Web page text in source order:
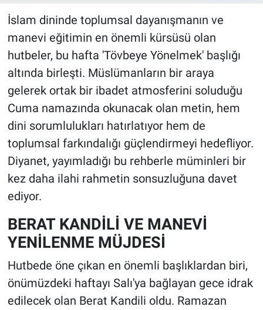
İslam dininde toplumsal dayanışmanın ve
manevi eğitimin en önemli kürsüsü olan
hutbeler, bu hafta 'Tövbeye Yönelmek' başlığı
altında birleşti. Müslümanların bir araya
gelerek ortak bir ibadet atmosferini soluduğu
Cuma namazında okunacak olan metin, hem
dini sorumlulukları hatırlatıyor hem de
toplumsal farkındalığı güçlendirmeyi hedefliyor.
Diyanet, yayımladığı bu rehberle müminleri bir
kez daha ilahi rahmetin sonsuzluğuna davet
ediyor.
BERAT KANDİLİ VE MANEVİ
YENİLENME MÜJDESİ
Hutbede öne çıkan en önemli başlıklardan biri,
önümüzdeki haftayı Salı'ya bağlayan gece idrak
edilecek olan Berat Kandili oldu. Ramazan